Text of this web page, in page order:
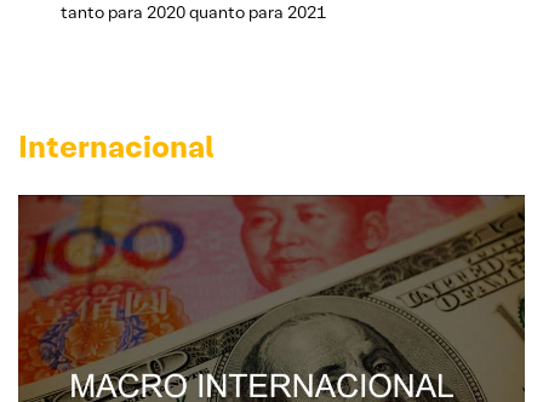
tanto para 2020 quanto para 2021
Internacional